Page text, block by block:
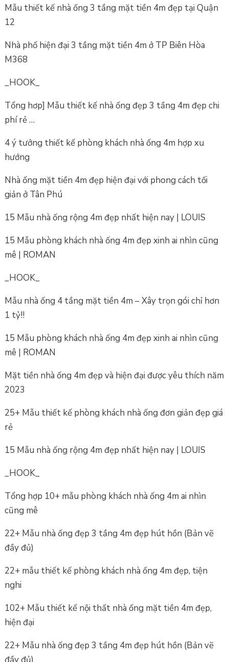
Mẫu thiết kế nhà ống 3 tầng mặt tiền 4m đẹp tại Quận
12
Nhà phố hiện đại 3 tầng mặt tiền 4m ở TP Biên Hòa
M368
_HOOK_
Tổng hơp] Mẫu thiết kế nhà ống đẹp 3 tầng 4m đẹp chi
phí rẻ …
4 ý tưởng thiết kế phòng khách nhà ống 4m hợp xu
hướng
Nhà ống mặt tiền 4m đẹp hiện đại với phong cách tối
giản ở Tân Phú
15 Mẫu nhà ống rộng 4m đẹp nhất hiện nay | LOUIS
15 Mẫu phòng khách nhà ống 4m đẹp xinh ai nhìn cũng
mê | ROMAN
_HOOK_
Mẫu nhà ống 4 tầng mặt tiền 4m – Xây trọn gói chỉ hơn
1 tỷ!!
15 Mẫu phòng khách nhà ống 4m đẹp xinh ai nhìn cũng
mê | ROMAN
Mặt tiền nhà ống 4m đẹp và hiện đại được yêu thích năm
2023
25+ Mẫu thiết kế phòng khách nhà ống đơn giản đẹp giá
rẻ
15 Mẫu nhà ống rộng 4m đẹp nhất hiện nay | LOUIS
_HOOK_
Tổng hợp 10+ mẫu phòng khách nhà ống 4m ai nhìn
cũng mê
22+ Mẫu nhà ống đẹp 3 tầng 4m đẹp hút hồn (Bản vẽ
đầy đủ)
22+ mẫu thiết kế phòng khách nhà ống 4m đẹp, tiện
nghi
102+ Mẫu thiết kế nội thất nhà ống mặt tiền 4m đẹp,
hiện đại
22+ Mẫu nhà ống đẹp 3 tầng 4m đẹp hút hồn (Bản vẽ
đầy đủ)